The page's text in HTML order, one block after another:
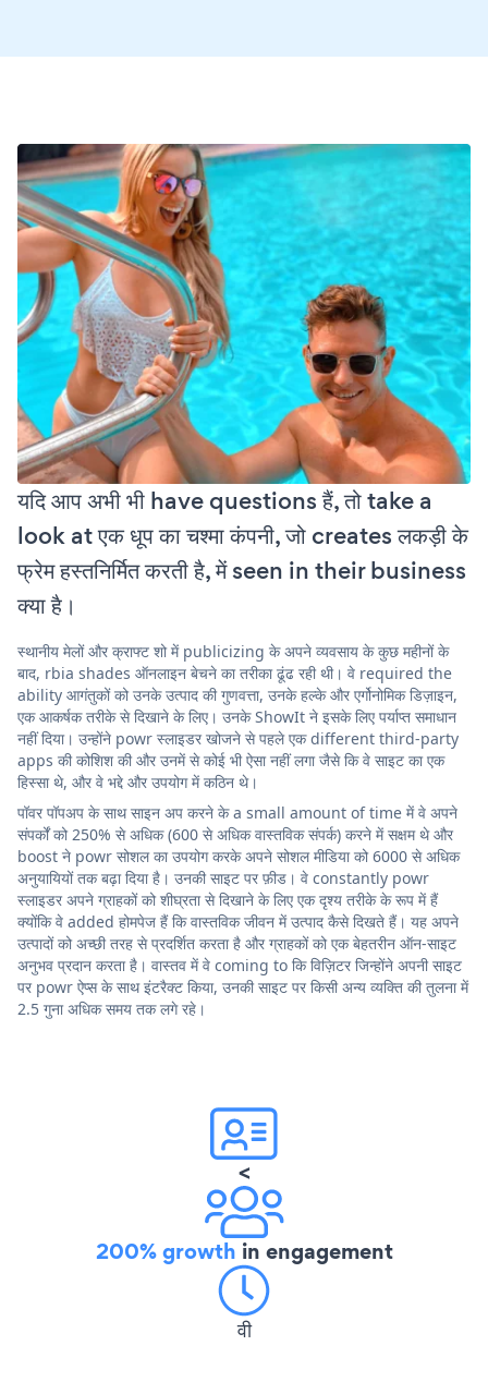
यदि आप अभी भी have questions हैं, तो take a
look at एक धूप का चश्मा कंपनी, जो creates लकड़ी के
फ्रेम हस्तनिर्मित करती है, में seen in their business
क्या है।
स्थानीय मेलों और क्राफ्ट शो में publicizing के अपने व्यवसाय के कुछ महीनों के
बाद, rbia shades ऑनलाइन बेचने का तरीका ढूंढ रही थी। वे required the
ability आगंतुकों को उनके उत्पाद की गुणवत्ता, उनके हल्के और एर्गोनोमिक डिज़ाइन,
एक आकर्षक तरीके से दिखाने के लिए। उनके ShowIt ने इसके लिए पर्याप्त समाधान
नहीं दिया। उन्होंने powr स्लाइडर खोजने से पहले एक different third-party
apps की कोशिश की और उनमें से कोई भी ऐसा नहीं लगा जैसे कि वे साइट का एक
हिस्सा थे, और वे भद्दे और उपयोग में कठिन थे।
पॉवर पॉपअप के साथ साइन अप करने के a small amount of time में वे अपने
संपर्कों को 250% से अधिक (600 से अधिक वास्तविक संपर्क) करने में सक्षम थे और
boost ने powr सोशल का उपयोग करके अपने सोशल मीडिया को 6000 से अधिक
अनुयायियों तक बढ़ा दिया है। उनकी साइट पर फ़ीड। वे constantly powr
स्लाइडर अपने ग्राहकों को शीघ्रता से दिखाने के लिए एक दृश्य तरीके के रूप में हैं
क्योंकि वे added होमपेज हैं कि वास्तविक जीवन में उत्पाद कैसे दिखते हैं। यह अपने
उत्पादों को अच्छी तरह से प्रदर्शित करता है और ग्राहकों को एक बेहतरीन ऑन-साइट
अनुभव प्रदान करता है। वास्तव में वे coming to कि विज़िटर जिन्होंने अपनी साइट
पर powr ऐप्स के साथ इंटरैक्ट किया, उनकी साइट पर किसी अन्य व्यक्ति की तुलना में
2.5 गुना अधिक समय तक लगे रहे।
<
200% growth in engagement
वी